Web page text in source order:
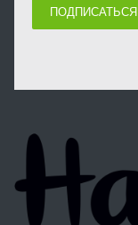
ПОДПИСАТЬСЯ